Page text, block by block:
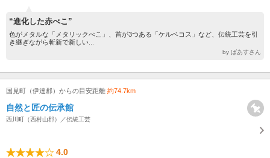
“進化した赤べこ”
色がメタルな「メタリックべこ」、首が3つある「ケルベコス」など、伝統工芸を引
き継ぎながら斬新で新しい...
by ばあすさん
国見町（伊達郡）からの目安距離 約74.7km
自然と匠の伝承館
西川町（西村山郡）／伝統工芸
4.0